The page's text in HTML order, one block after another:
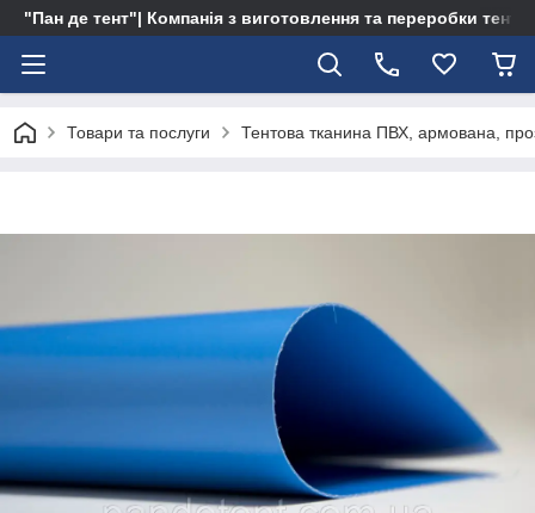
"Пан де тент"| Компанія з виготовлення та переробки тентів
Товари та послуги Тентова тканина ПВХ, армована,